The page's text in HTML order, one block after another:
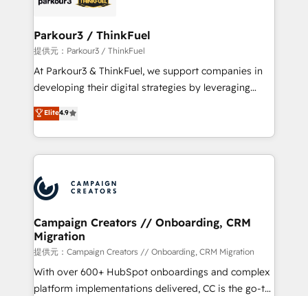
companies scale faster and smarter. 🔹 BOOMS:
Demand generation for all your buyers With BOOMS,
you invest in 100% of your buyers, accelerating your
growth and positioning yourself as an undisputed
transformation process A methodology designed to
implement HubSpot effectively and optimize your
record of business transformation, our growth-first
approach has helped brands dominate their
Parkour3 / ThinkFuel
提供元：Parkour3 / ThinkFuel
At Parkour3 & ThinkFuel, we support companies in
developing their digital strategies by leveraging
technologies and automating their marketing and
sales processes to generate growth. Our offer spans
from Strategy to Operations. We specialize in CRM
onboarding and implementation, web design, sales
extensive experience working with tech companies
and manufacturers since 2002, we are committed to
empowering our clients and developing their
autonomy. Get to grips with HubSpot through
guided implementation and seamless integration of
the CRM platform into your digital ecosystem. Would
you like support in deploying your inbound
Elite4.9
Campaign Creators // Onboarding, CRM
Migration
提供元：Campaign Creators // Onboarding, CRM Migration
With over 600+ HubSpot onboardings and complex
platform implementations delivered, CC is the go-to